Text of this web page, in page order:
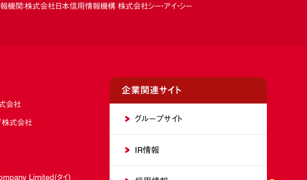
関：株式会社日本信用情報機構 株式会社シー・アイ・シー
企業関連サイト
グループサイト
IR情報
会社
株式会社
Limited(タイ)